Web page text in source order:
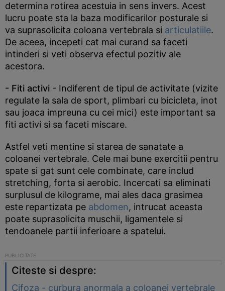
determina rotirea acestuia in sens invers. Acest
lucru poate sta la baza modificarilor posturale si
va suprasolicita coloana vertebrala si articulatiile.
De aceea, incepeti cat mai curand sa faceti
intinderi si veti observa efectul pozitiv ale
acestora.
- Fiti activi - Indiferent de tipul de activitate (vizite
regulate la sala de sport, plimbari cu bicicleta, inot
sau joaca impreuna cu cei mici) este important sa
fiti activi si sa faceti miscare.
Astfel veti mentine si starea de sanatate a
coloanei vertebrale. Cele mai bune exercitii pentru
spate si gat sunt cele combinate, care includ
stretching, forta si aerobic. Incercati sa eliminati
surplusul de kilograme, mai ales daca grasimea
este repartizata pe abdomen, intrucat aceasta
poate suprasolicita muschii, ligamentele si
tendoanele partii inferioare a spatelui.
Citeste si despre:
Cifoza - curbura anormala a coloanei vertebrale